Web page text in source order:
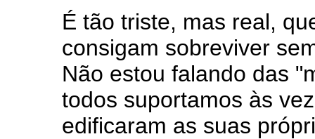
É tão triste, mas real,
consigam sobreviver
Não estou falando das
todos suportamos às
edificaram as suas